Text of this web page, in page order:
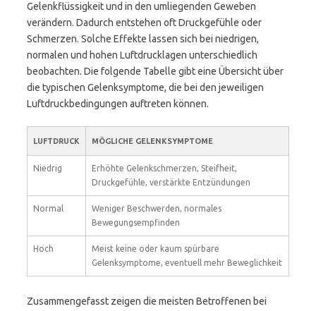
Gelenkflüssigkeit und in den umliegenden Geweben
verändern. Dadurch entstehen oft Druckgefühle oder
Schmerzen. Solche Effekte lassen sich bei niedrigen,
normalen und hohen Luftdrucklagen unterschiedlich
beobachten. Die folgende Tabelle gibt eine Übersicht über
die typischen Gelenksymptome, die bei den jeweiligen
Luftdruckbedingungen auftreten können.
LUFTDRUCK MÖGLICHE GELENKSYMPTOME
Niedrig
Erhöhte Gelenkschmerzen, Steifheit,
Druckgefühle, verstärkte Entzündungen
Normal
Weniger Beschwerden, normales
Bewegungsempfinden
Hoch
Meist keine oder kaum spürbare
Gelenksymptome, eventuell mehr Beweglichkeit
Zusammengefasst zeigen die meisten Betroffenen bei